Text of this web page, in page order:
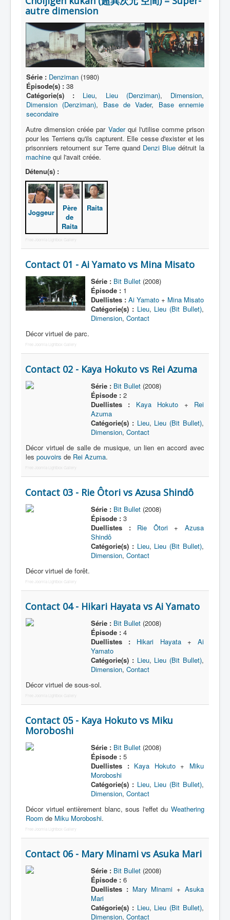
Équipe
Personnage
Transformation
Équipement
Objet
Lieu
Épisode
Référence
Fanservice
Nom
Catégorie
Base héroïque
Base ennemie
autre dimension
Série : Denziman (1980)
Épisode(s) : 38
Catégorie(s) :
Lieu, Lieu (Denziman), Dimension,
Dimension (Denziman), Base de Vader, Base ennemie
secondaire
Autre dimension créée par Vaderqui l'utilise comme prison
pour les Terriens qu'ils capturent. Elle cesse d'exister et les
prisonniers retournent sur Terre quand Denzi Blue détruit la
machine qui l'avait créée.
Détenu(s) :
Joggeur
Père
de
Raita
Raita
Contact 01 - Ai Yamato vs Mina Misato
Série : Bit Bullet(2008)
Épisode :1
Duellistes : Ai Yamato+ Mina Misato
Catégorie(s) : Lieu, Lieu (Bit Bullet),
Dimension, Contact
Décor virtuel de parc.
Free Joomla Lightbox Gallery
Contact 02 - Kaya Hokuto vs Rei Azuma
Série : Bit Bullet(2008)
Épisode :2
Duellistes :
Kaya Hokuto + Rei
Azuma
Catégorie(s) : Lieu, Lieu (Bit Bullet),
Dimension, Contact
Décor virtuel de salle de musique, un lien en accord avec
les pouvoirs de Rei Azuma.
Contact 03 - Rie Ôtori vs Azusa Shindô
Série : Bit Bullet(2008)
Épisode :3
Duellistes :
Rie Ôtori+Azusa
Shindô
Catégorie(s) : Lieu, Lieu (Bit Bullet),
Dimension, Contact
Décor virtuel de forêt.
Free Joomla Lightbox Gallery
Contact 04 - Hikari Hayata vs Ai Yamato
Série : Bit Bullet(2008)
Épisode :4
Duellistes :
Hikari Hayata+ Ai
Yamato
Catégorie(s) : Lieu, Lieu (Bit Bullet),
Dimension, Contact
Décor virtuel de sous-sol.
Contact 05 - Kaya Hokuto vs Miku
Moroboshi
Série : Bit Bullet(2008)
Épisode :5
Duellistes : Kaya Hokuto+ Miku
Moroboshi
Catégorie(s) : Lieu, Lieu (Bit Bullet),
Dimension, Contact
Décor virtuel entièrement blanc, sous l'effet du Weathering
Room de Miku Moroboshi.
Free Joomla Lightbox Gallery
Contact 06 - Mary Minami vs Asuka Mari
Série : Bit Bullet(2008)
Épisode :6
Duellistes : Mary Minami +Asuka
Mari
Catégorie(s) : Lieu, Lieu (Bit Bullet),
Dimension, Contact